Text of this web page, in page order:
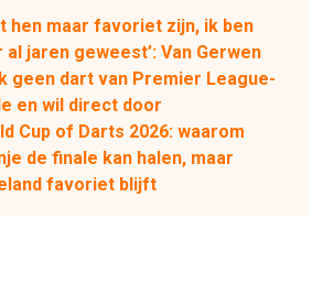
hen maar favoriet zijn, ik ben
al jaren geweest’: Van Gerwen
geen dart van Premier League-
en wil direct door
Cup of Darts 2026: waarom
de finale kan halen, maar
favoriet blijft